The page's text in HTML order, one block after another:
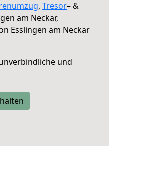
, Tresor– &
am Neckar,
Esslingen am Neckar
und